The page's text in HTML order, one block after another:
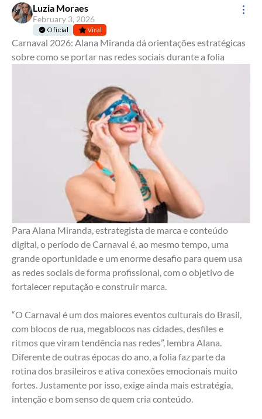
Luzia Moraes
February 3, 2026
Oficial Viral
Carnaval 2026: Alana Miranda dá orientações estratégicas
sobre como se portar nas redes sociais durante a folia
Para Alana Miranda, estrategista de marca e conteúdo
digital, o período de Carnaval é, ao mesmo tempo, uma
grande oportunidade e um enorme desafio para quem usa
as redes sociais de forma profissional, com o objetivo de
fortalecer reputação e construir marca.
“O Carnaval é um dos maiores eventos culturais do Brasil,
com blocos de rua, megablocos nas cidades, desfiles e
ritmos que viram tendência nas redes”, lembra Alana.
Diferente de outras épocas do ano, a folia faz parte da
rotina dos brasileiros e ativa conexões emocionais muito
fortes. Justamente por isso, exige ainda mais estratégia,
intenção e bom senso de quem cria conteúdo.